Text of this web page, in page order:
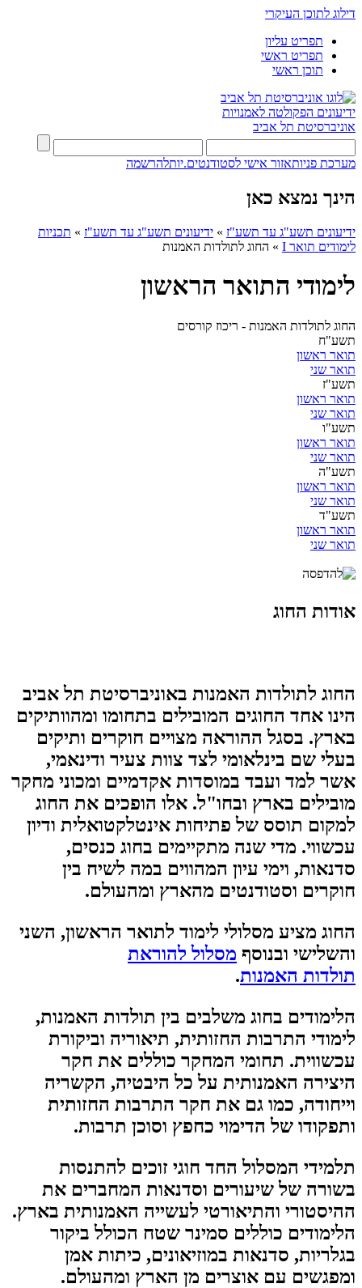
דילוג לתוכן העיקרי
תפריט עליון
תפריט ראשי
תוכן ראשי
ידיעונים הפקולטה לאמנויות
אוניברסיטת תל אביב
מערכת פניותאזור אישי לסטודנטים.יותלהרשמה
הינך נמצא כאן
ידיעונים תשע"ג עד תשע"ז » ידיעונים תשע"ג עד תשע"ז » תכניות
לימודים תואר I
» החוג לתולדות האמנות
לימודי התואר הראשון
החוג לתולדות האמנות - ריכוז קורסים
תשע"ח
תואר ראשון
תואר שני
תשע"ז
תואר ראשון
תואר שני
תשע"ו
תואר ראשון
תואר שני
תשע"ה
תואר ראשון
תואר שני
תשע"ד
תואר ראשון
תואר שני
אודות החוג
החוג לתולדות האמנות באוניברסיטת תל אביב
הינו אחד החוגים המובילים בתחומו ומהוותיקים
בארץ. בסגל ההוראה מצויים חוקרים ותיקים
בעלי שם בינלאומי לצד צוות צעיר ודינאמי,
אשר למד ועבד במוסדות אקדמיים ומכוני מחקר
מובילים בארץ ובחו"ל. אלו הופכים את החוג
למקום תוסס של פתיחות אינטלקטואלית ודיון
עכשווי. מדי שנה מתקיימים בחוג כנסים,
סדנאות, וימי עיון המהווים במה לשיח בין
חוקרים וסטודנטים מהארץ ומהעולם.
החוג מציע מסלולי לימוד לתואר הראשון, השני
והשלישי ובנוסף מסלול להוראת
תולדות האמנות.
הלימודים בחוג משלבים בין תולדות האמנות,
לימודי התרבות החזותית, תיאוריה וביקורת
עכשווית. תחומי המחקר כוללים את חקר
היצירה האמנותית על כל היבטיה, הקשריה
וייחודה, כמו גם את חקר התרבות החזותית
ותפקודו של הדימוי כחפץ וסוכן תרבות.
תלמידי המסלול החד חוגי זוכים להתנסות
בשורה של שיעורים וסדנאות המחברים את
ההיסטורי והתיאורטי לעשייה האמנותית בארץ.
הלימודים כוללים סמינר שטח הכולל ביקור
בגלריות, סדנאות במוזיאונים, כיתות אמן
ומפגשים עם אוצרים מן הארץ ומהעולם.